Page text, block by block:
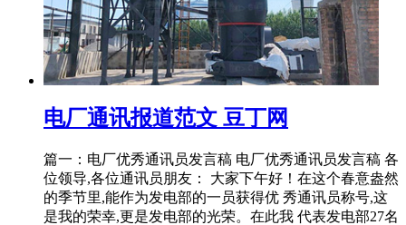
电厂通讯报道范文 豆丁网
篇一：电厂优秀通讯员发言稿 电厂优秀通讯员发言稿 各
位领导,各位通讯员朋友： 大家下午好！在这个春意盎然
的季节里,能作为发电部的一员获得优 秀通讯员称号,这
是我的荣幸,更是发电部的光荣。在此我 代表发电部27名